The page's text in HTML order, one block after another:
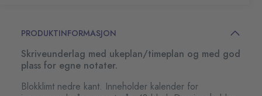
PRODUKTINFORMASJON
Skriveunderlag med ukeplan/timeplan og med god
plass for egne notater.
Blokklimt nedre kant. Inneholder kalender for